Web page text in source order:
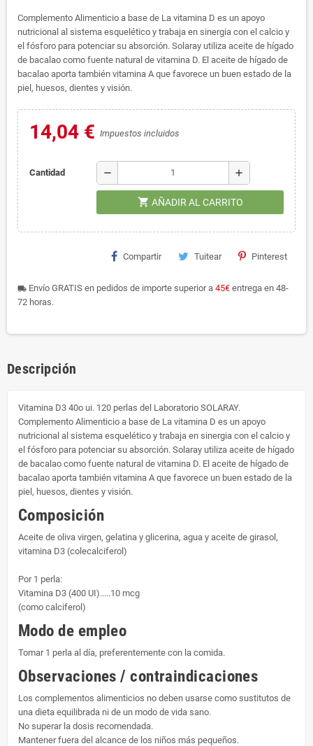
Complemento Alimenticio a base de La vitamina D es un apoyo
nutricional al sistema esquelético y trabaja en sinergia con el calcio y
el fósforo para potenciar su absorción. Solaray utiliza aceite de hígado
de bacalao como fuente natural de vitamina D. El aceite de hígado de
bacalao aporta también vitamina A que favorece un buen estado de la
piel, huesos, dientes y visión.
14,04 € Impuestos incluidos
Cantidad remove add
shopping_cart AÑADIR AL CARRITO
Compartir Tuitear Pinterest
local_shipping Envío GRATIS en pedidos de importe superior a 45€ entrega en 48-
72 horas.
Descripción
Vitamina D3 40o ui. 120 perlas del Laboratorio SOLARAY.
Complemento Alimenticio a base de La vitamina D es un apoyo
nutricional al sistema esquelético y trabaja en sinergia con el calcio y
el fósforo para potenciar su absorción. Solaray utiliza aceite de hígado
de bacalao como fuente natural de vitamina D. El aceite de hígado de
bacalao aporta también vitamina A que favorece un buen estado de la
piel, huesos, dientes y visión.
Composición
Aceite de oliva virgen, gelatina y glicerina, agua y aceite de girasol,
vitamina D3 (colecalciferol)
Por 1 perla:
Vitamina D3 (400 UI).....10 mcg
(como calciferol)
Modo de empleo
Tomar 1 perla al día, preferentemente con la comida.
Observaciones / contraindicaciones
Los complementos alimenticios no deben usarse como sustitutos de
una dieta equilibrada ni de un modo de vida sano.
No superar la dosis recomendada.
Mantener fuera del alcance de los niños más pequeños.